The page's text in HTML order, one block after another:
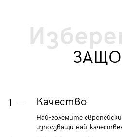
1 Качество
Най-големите
използващи най-